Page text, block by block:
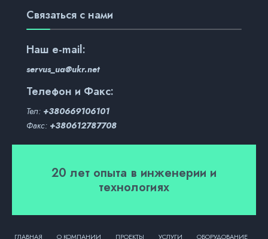
Связаться с нами
Наш e-mail:
servus_ua@ukr.net
Телефон и Факс:
Тел: +380669106101
Факс: +380612787708
20 лет опыта в инженерии и
технологиях
ГЛАВНАЯ О КОМПАНИИ ПРОЕКТЫ УСЛУГИ ОБОРУДОВАНИЕ